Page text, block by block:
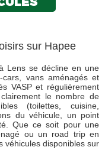
sur Hapee
Lens se décline en une
vans aménagés et
VASP et régulièrement
le nombre de
(toilettes, cuisine,
du véhicule, un point
Que ce soit pour une
ou un road trip en
véhicules disponibles sur